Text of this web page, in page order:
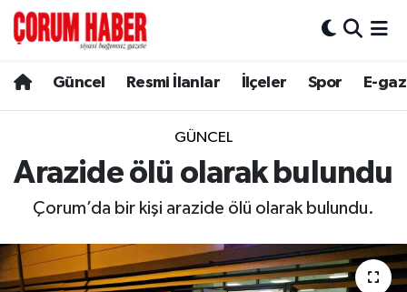
Güncel Resmi İlanlar İlçeler Spor E-
GÜNCEL
Arazide ölü olarak bulundu
Çorum’da bir kişi arazide ölü olarak bulundu.
Spor
Resmi İlanlar
Alaca
Bayat
Hava Durumu
Çorum Namaz Vakitleri
Trafik Durumu
Süper Lig Puan Durumu ve Fikstür